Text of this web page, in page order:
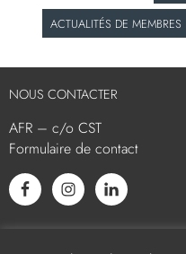
ACTUALITÉS DE MEMBRES
NOUS CONTACTER
AFR – c/o CST
Formulaire de contact